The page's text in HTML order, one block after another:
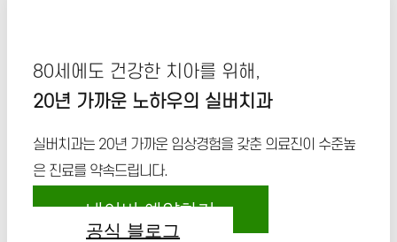
80세에도 건강한 치아를 위해,
20년 가까운 노하우의 실버치과
실버치과는 20년 가까운 임상경험을 갖춘 의료진이 수준높
은 진료를 약속드립니다.
네이버 예약하기
공식 블로그